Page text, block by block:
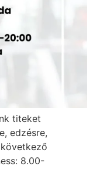
titeket
edzésre,
8.00-